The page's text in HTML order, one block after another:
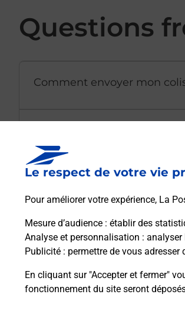
Le respect de votre vie
Pour améliorer votre expérience, La
Mesure d’audience : établir des
Analyse et personnalisation :
Publicité : permettre de vous adresser
En cliquant sur "Accepter et fermer"
fonctionnement du site seront
Questions
Comment envoyer mon
Comment demander une
Comment La Poste
Puis-je passer mon code